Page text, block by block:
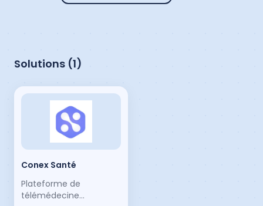
Solutions (1)
Conex Santé
Plateforme de
télémédecine